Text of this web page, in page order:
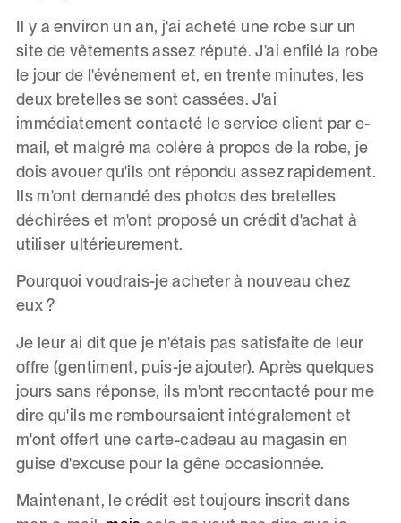
Il y a environ un an, j'ai acheté une robe sur un
site de vêtements assez réputé. J'ai enfilé la robe
le jour de l'événement et, en trente minutes, les
deux bretelles se sont cassées. J'ai
immédiatement contacté le service client par e-
mail, et malgré ma colère à propos de la robe, je
dois avouer qu'ils ont répondu assez rapidement.
Ils m'ont demandé des photos des bretelles
déchirées et m'ont proposé un crédit d'achat à
utiliser ultérieurement.
Pourquoi voudrais-je acheter à nouveau chez
eux ?
Je leur ai dit que je n'étais pas satisfaite de leur
offre (gentiment, puis-je ajouter). Après quelques
jours sans réponse, ils m'ont recontacté pour me
dire qu'ils me remboursaient intégralement et
m'ont offert une carte-cadeau au magasin en
guise d'excuse pour la gêne occasionnée.
Maintenant, le crédit est toujours inscrit dans